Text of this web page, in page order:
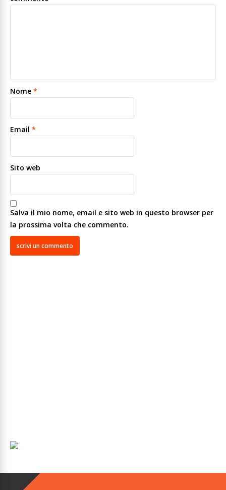
Nome *
Email *
Sito web
Salva il mio nome, email e sito web in questo browser per
la prossima volta che commento.